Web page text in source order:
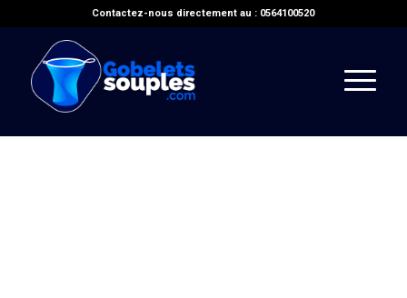
Contactez-nous directement au : 0564100520